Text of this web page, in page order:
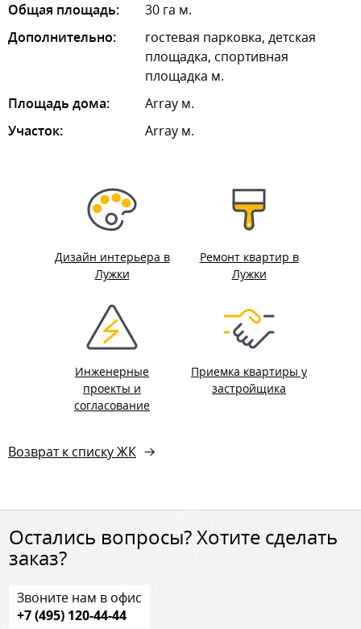
Общая площадь:
30 га м.
Дополнительно:
гостевая парковка, детская
площадка, спортивная
площадка м.
Площадь дома:
Array м.
Участок:
Array м.
Дизайн интерьера в
Лужки
Ремонт квартир в
Лужки
Инженерные
проекты и
согласование
Приемка квартиры у
застройщика
Возврат к списку ЖК
Остались вопросы? Хотите сделать
заказ?
Звоните нам в офис
+7 (495) 120-44-44